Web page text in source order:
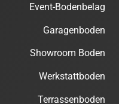
Event-Bodenbelag
Garagenboden
Showroom Boden
Werkstattboden
Terrassenboden